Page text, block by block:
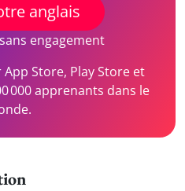
anglais
engagement
App Store, Play Store et
000 apprenants dans le